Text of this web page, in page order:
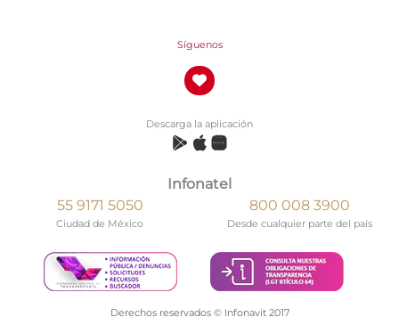
Síguenos
Descarga la aplicación
Infonatel
55 9171 5050
Ciudad de México
800 008 3900
Desde cualquier parte del país
Derechos reservados © Infonavit 2017